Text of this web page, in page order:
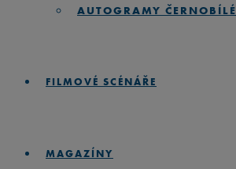
AUTOGRAMY ČERNOBÍLÉ
FILMOVÉ SCÉNÁŘE
MAGAZÍNY